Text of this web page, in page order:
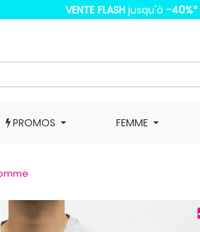
VENTE FLASH jusqu'à -40%*
PROMOS FEMME